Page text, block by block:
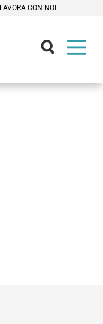
LAVORA CON NOI